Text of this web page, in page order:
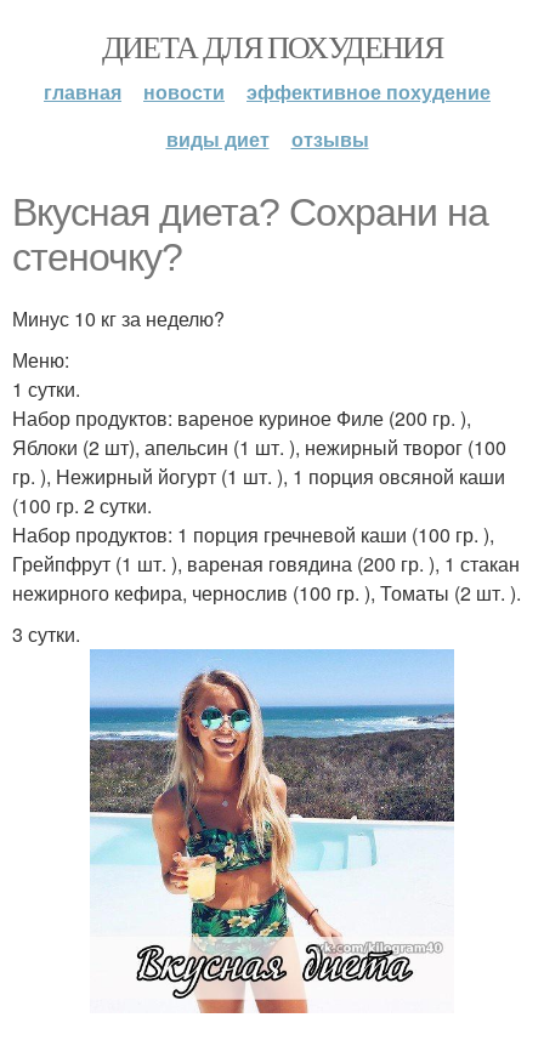
ДИЕТА ДЛЯ ПОХУДЕНИЯ
главная новости
эффективное похудение
виды диет
отзывы
Вкусная диета? Сохрани на
стеночку?
Минус 10 кг за неделю?
Меню:
1 сутки.
Набор продуктов: вареное куриное Филе (200 гр. ),
Яблоки (2 шт), апельсин (1 шт. ), нежирный творог (100
гр. ), Нежирный йогурт (1 шт. ), 1 порция овсяной каши
(100 гр. 2 сутки.
Набор продуктов: 1 порция гречневой каши (100 гр. ),
Грейпфрут (1 шт. ), вареная говядина (200 гр. ), 1 стакан
нежирного кефира, чернослив (100 гр. ), Томаты (2 шт. ).
3 сутки.